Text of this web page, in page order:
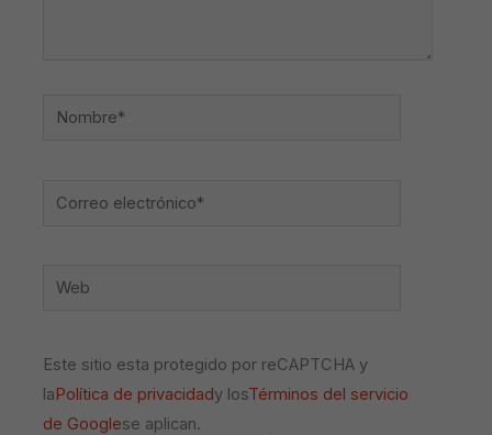
Nombre*
Correo
Web
Este sitio esta protegido por reCAPTCHA y
laPolítica de privacidady losTérminos del servicio
de Googlese aplican.